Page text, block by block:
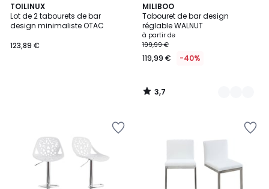
TOILINUX
Lot de 2 tabourets de bar
design minimaliste OTAC
123,89 €
MILIBOO
Tabouret de bar design
réglable WALNUT
à partir de
199,99 €
119,99 € -40%
3,7
/ 5
2
Couleurs
3,7
/